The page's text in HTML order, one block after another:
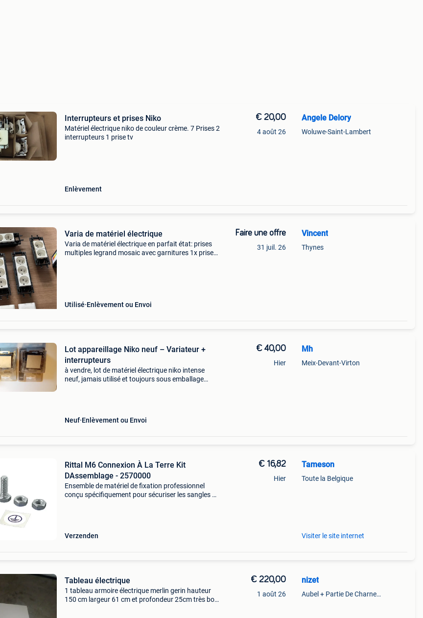
Interrupteurs et prises Niko
Matériel électrique niko de couleur crème. 7 Prises 2
interrupteurs 1 prise tv
Enlèvement
€ 20,00
4 août 26
Angele Delory
Woluwe-Saint-Lambert
Varia de matériel électrique
Varia de matériel électrique en parfait état: prises
multiples legrand mosaic avec garnitures 1x prise
Utilisé Enlèvement ou Envoi
Faire une offre
31 juil. 26
Vincent
Thynes
Lot appareillage Niko neuf – Variateur +
interrupteurs
à vendre, lot de matériel électrique niko intense
neuf, jamais utilisé et toujours sous emballage
Neuf Enlèvement ou Envoi
€ 40,00
Hier
Mh
Meix-Devant-Virton
Rittal M6 Connexion À La Terre Kit
DAssemblage - 2570000
Ensemble de matériel de fixation professionnel
conçu spécifiquement pour sécuriser les sangles de
Verzenden
€ 16,82
Hier
Tameson
Toute la Belgique
Visiter le site internet
Tableau électrique
1 tableau armoire électrique merlin gerin hauteur
150 cm largeur 61 cm et profondeur 25cm très bon
€ 220,00
1 août 26
nizet
Aubel + Partie De Charneux